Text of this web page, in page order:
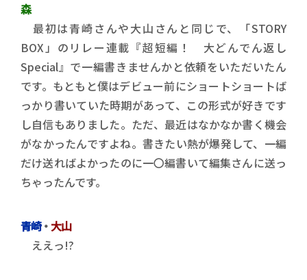
森
最初は青崎さんや大山さんと同じで、「STORY
BOX」のリレー連載『超短編！ 大どんでん返し
Special』で一編書きませんかと依頼をいただいたん
です。もともと僕はデビュー前にショートショートば
っかり書いていた時期があって、この形式が好きです
し自信もありました。ただ、最近はなかなか書く機会
がなかったんですよね。書きたい熱が爆発して、一編
だけ送ればよかったのに一〇編書いて編集さんに送っ
ちゃったんです。
青崎・大山
ええっ!?